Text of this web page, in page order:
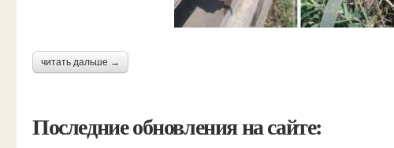
читать дальше →
Последние обновления на сайте: